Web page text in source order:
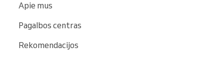
Apie mus
Pagalbos centras
Rekomendacijos